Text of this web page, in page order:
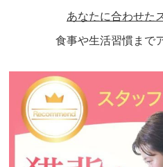
あなたに合わせた
食事や生活習慣まで